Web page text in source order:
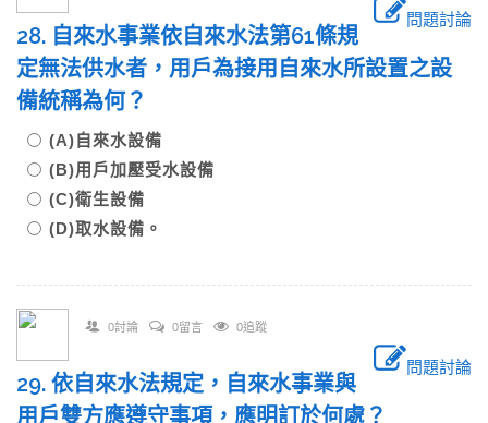
問題討論
28. 自來水事業依自來水法第61條規
定無法供水者，用戶為接用自來水所設置之設
備統稱為何？
(A)自來水設備
(B)用戶加壓受水設備
(C)衛生設備
(D)取水設備。
0討論 0留言 0追蹤
問題討論
29. 依自來水法規定，自來水事業與
用戶雙方應遵守事項，應明訂於何處？